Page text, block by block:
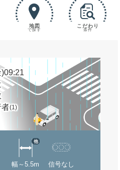
地図
で探す
こだわり
条件
(1)
幅～5.5m
他
信号なし